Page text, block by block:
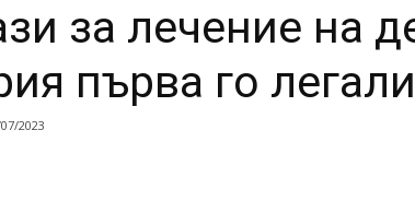
за лечение на
първа го
2023